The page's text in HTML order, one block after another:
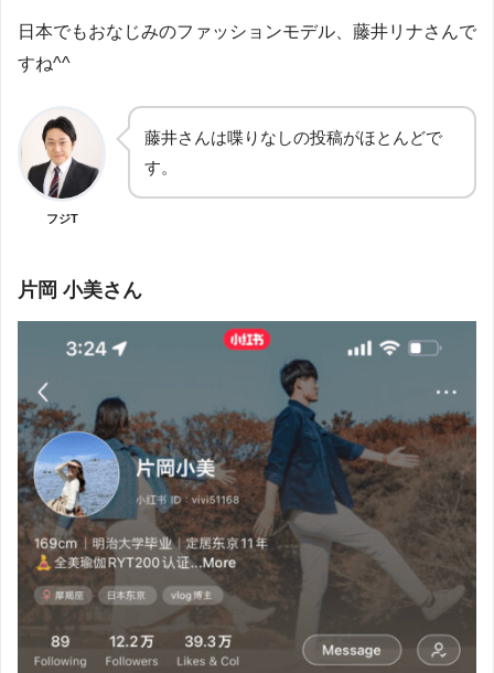
日本でもおなじみのファッションモデル、藤井リナさんで
すね^^
フジT
藤井さんは喋りなしの投稿がほとんどで
す。
片岡 小美さん